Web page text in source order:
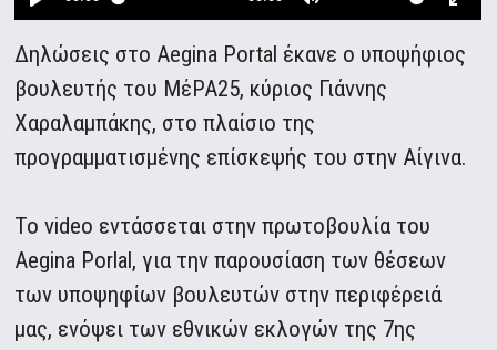
Δηλώσεις στο Aegina Portal έκανε ο υποψήφιος
βουλευτής του ΜέΡΑ25, κύριος Γιάννης
Χαραλαμπάκης, στο πλαίσιο της
προγραμματισμένης επίσκεψής του στην Αίγινα.
Το video εντάσσεται στην πρωτοβουλία του
Aegina Porlal, για την παρουσίαση των θέσεων
των υποψηφίων βουλευτών στην περιφέρειά
μας, ενόψει των εθνικών εκλογών της 7ης